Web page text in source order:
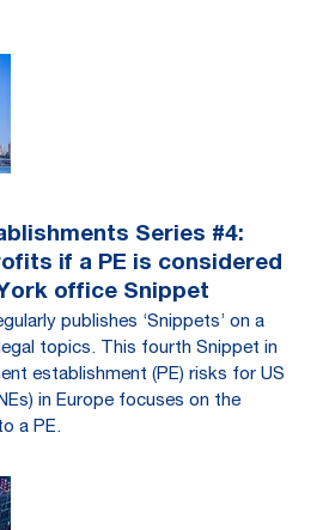
Series #4:
if a PE is considered
office Snippet
publishes ‘Snippets’ on a
topics. This fourth Snippet in
establishment (PE) risks for US
in Europe focuses on the
a PE.